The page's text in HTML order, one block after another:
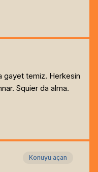
gayet temiz. Herkesin
Squier da alma.
Konuyu açan